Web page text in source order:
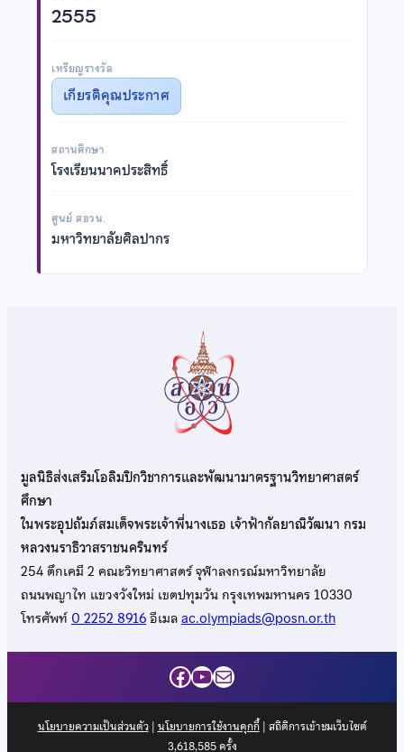
2555
เหรียญรางวัล
เกียรติคุณประกาศ
สถานศึกษา
โรงเรียนนาคประสิทธิ์
ศูนย์ สอวน.
มหาวิทยาลัยศิลปากร
มูลนิธิส่งเสริมโอลิมปิกวิชาการและพัฒนามาตรฐานวิทยาศาสตร์
ศึกษา
ในพระอุปถัมภ์สมเด็จพระเจ้าพี่นางเธอ เจ้าฟ้ากัลยาณิวัฒนา กรม
หลวงนราธิวาสราชนครินทร์
254 ตึกเคมี 2 คณะวิทยาศาสตร์ จุฬาลงกรณ์มหาวิทยาลัย
ถนนพญาไท แขวงวังใหม่ เขตปทุมวัน กรุงเทพมหานคร 10330
โทรศัพท์0 2252 8916อีเมลac.olympiads@posn.or.th
Facebook
YouTube
Mail
นโยบายความเป็นส่วนตัว| นโยบายการใช้งานคุกกี้| สถิติการเข้าชมเว็บไซต์
3,618,585ครั้ง